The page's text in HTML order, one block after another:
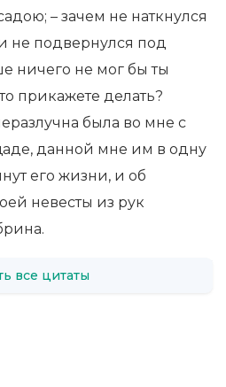
– зачем не наткнулся
не подвернулся под
ничего не мог бы ты
прикажете делать?
была во мне с
данной мне им в одну
его жизни, и об
невесты из рук
все цитаты